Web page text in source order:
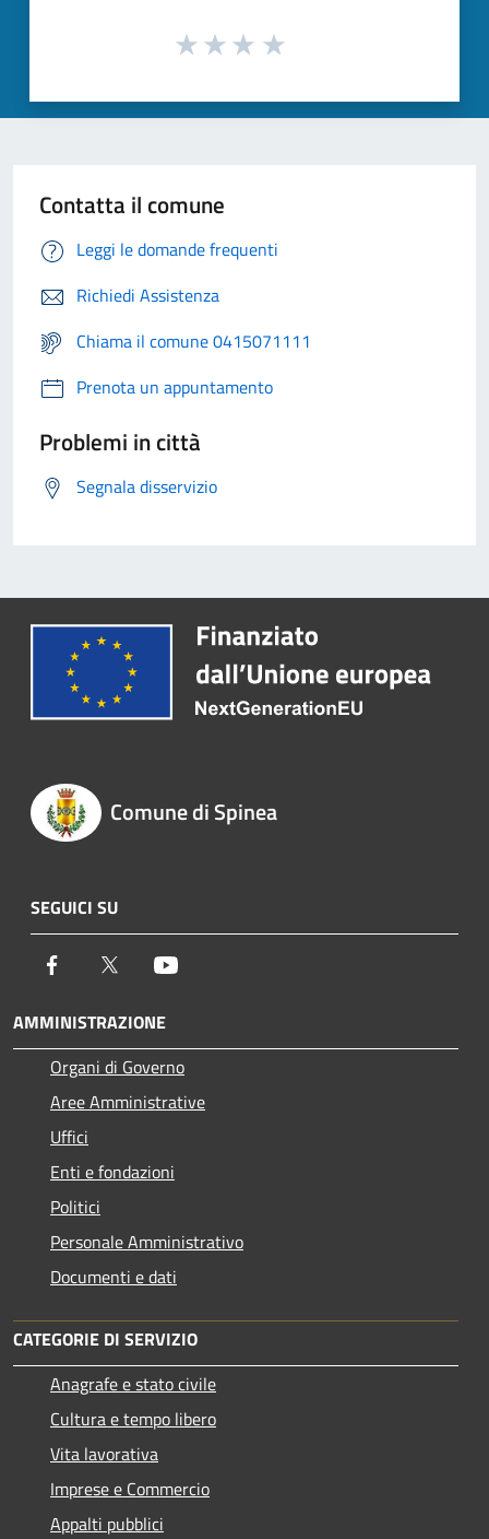
Contatta il comune
Leggi le domande frequenti
Richiedi Assistenza
Chiama il comune 0415071111
Prenota un appuntamento
Problemi in città
Segnala disservizio
Comune di Spinea
SEGUICI SU
Facebook Twitter
AMMINISTRAZIONE
Organi di Governo
Aree Amministrative
Uffici
Enti e fondazioni
Politici
Personale Amministrativo
Documenti e dati
CATEGORIE DI SERVIZIO
Anagrafe e stato civile
Cultura e tempo libero
Vita lavorativa
Imprese e Commercio
Appalti pubblici